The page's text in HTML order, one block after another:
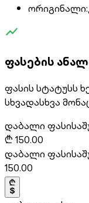
ორიგინალი:
ფასების
ფასის სტატუსს
სხვადასხვა
დაბალი ფასი
₾ 150.00
დაბალი ფასი
150.00